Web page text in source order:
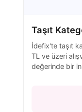
Taşıt
İdefix'te taşıt
TL ve üzeri
değerinde bir